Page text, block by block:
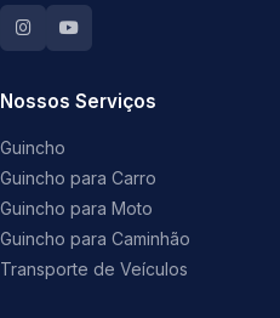
Nossos Serviços
Guincho
Guincho para Carro
Guincho para Moto
Guincho para Caminhão
Transporte de Veículos